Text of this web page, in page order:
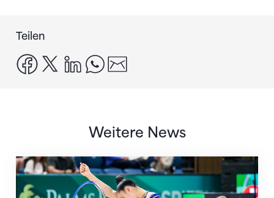
Teilen
facebook
x linkedinwhatsapp
Weitere News
Nächster Halt: Weltmeisterschaft